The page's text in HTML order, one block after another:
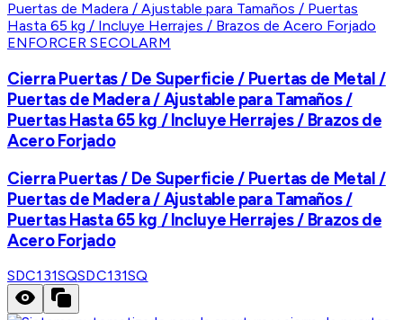
ENFORCER SECOLARM
Cierra Puertas / De Superficie / Puertas de Metal /
Puertas de Madera / Ajustable para Tamaños /
Puertas Hasta 65 kg / Incluye Herrajes / Brazos de
Acero Forjado
Cierra Puertas / De Superficie / Puertas de Metal /
Puertas de Madera / Ajustable para Tamaños /
Puertas Hasta 65 kg / Incluye Herrajes / Brazos de
Acero Forjado
SDC131SQSDC131SQ